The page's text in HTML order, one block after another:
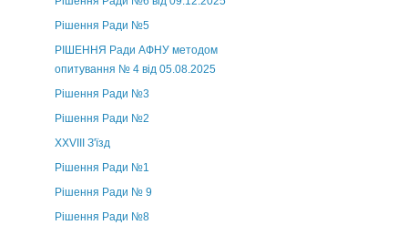
Рішення Ради №5
РІШЕННЯ Ради АФНУ методом
опитування № 4 від 05.08.2025
Рішення Ради №3
Рішення Ради №2
XXVIII З'їзд
Рішення Ради №1
Рішення Ради № 9
Рішення Ради №8